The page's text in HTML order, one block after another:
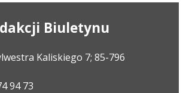
Biuletynu
Kaliskiego 7; 85-796
94 73